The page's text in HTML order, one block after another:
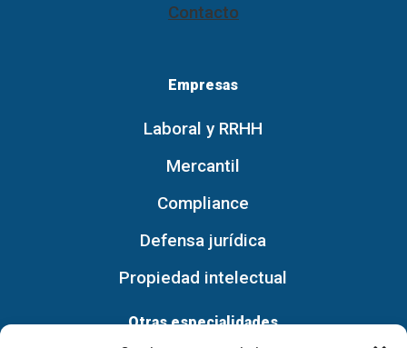
Contacto
Empresas
Laboral y RRHH
Mercantil
Compliance
Defensa jurídica
Propiedad intelectual
Otras especialidades